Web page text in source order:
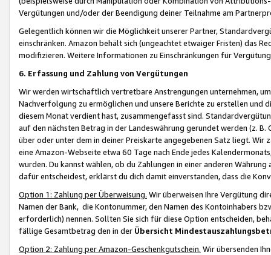
Vergütungen und/oder der Beendigung deiner Teilnahme am
Gelegentlich können wir die Möglichkeit unserer Partner,
einschränken. Amazon behält sich (ungeachtet etwaiger Fristen) das
modifizieren. Weitere Informationen zu Einschränkungen für
6. Erfassung und Zahlung von Vergütungen
Wir werden wirtschaftlich vertretbare Anstrengungen unternehmen,
Nachverfolgung zu ermöglichen und unsere Berichte zu erstellen und
diesem Monat verdient hast, zusammengefasst sind.
auf den nächsten Betrag in der Landeswährung gerundet werden (z.
über oder unter dem in deiner Preiskarte angegebenen Satz liegt.
eine Amazon-Webseite etwa 60 Tage nach Ende jedes
wurden. Du kannst wählen, ob du Zahlungen in einer anderen
dafür entscheidest, erklärst du dich damit einverstanden, dass die
Option 1: Zahlung per Überweisung. Wir überweisen Ihre Vergütung
Namen der Bank, die Kontonummer, den Namen des Kontoinhabers
erforderlich) nennen. Sollten Sie sich für diese Option entscheiden,
fällige Gesamtbetrag den in der Übersicht
Option 2: Zahlung per Amazon-Geschenkgutschein. Wir übersenden